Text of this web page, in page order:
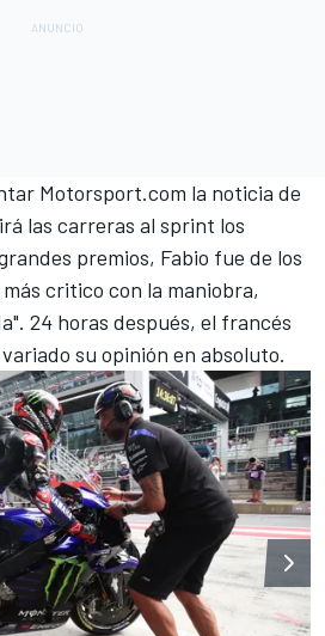
Motorsport.com la noticia de
las carreras al sprint los
premios, Fabio fue de los
critico con la maniobra,
. 24 horas después, el francés
su opinión en absoluto.